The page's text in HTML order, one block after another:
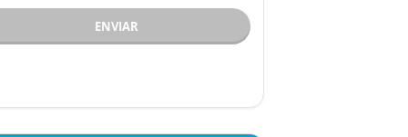
ENVIAR